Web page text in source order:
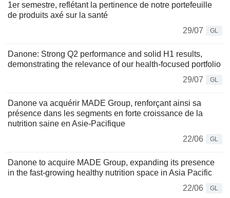
1er semestre, reflétant la pertinence de notre portefeuille
de produits axé sur la santé
29/07
GL
Danone: Strong Q2 performance and solid H1 results,
demonstrating the relevance of our health-focused portfolio
29/07
GL
Danone va acquérir MADE Group, renforçant ainsi sa
présence dans les segments en forte croissance de la
nutrition saine en Asie-Pacifique
22/06
GL
Danone to acquire MADE Group, expanding its presence
in the fast-growing healthy nutrition space in Asia Pacific
22/06
GL